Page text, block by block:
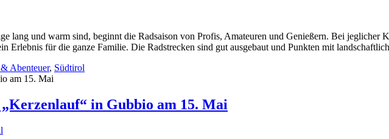
lang und warm sind, beginnt die Radsaison von Profis, Amateuren und Genießern. Bei jeglicher
Erlebnis für die ganze Familie. Die Radstrecken sind gut ausgebaut und Punkten mit
Abenteuer, Südtirol
in Gubbio am 15. Mai